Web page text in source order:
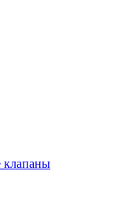
клапаны